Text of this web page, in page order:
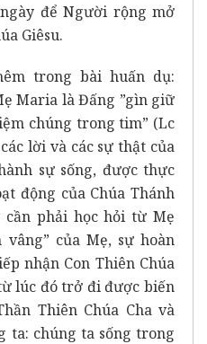
để Người rộng mở
Giêsu.
trong bài huấn dụ:
Maria là Đấng ”gìn giữ
chúng trong tim” (Lc
lời và các sự thật của
sự sống, được thực
động của Chúa Thánh
cần phải học hỏi từ Mẹ
của Mẹ, sự hoàn
nhận Con Thiên Chúa
lúc đó trở đi được biến
Thiên Chúa Cha và
ta: chúng ta sống trong